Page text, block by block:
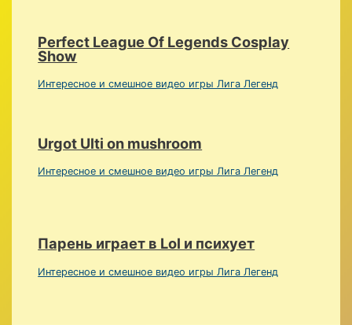
Perfect League Of Legends Cosplay
Show
Интересное и смешное видео игры Лига Легенд
Urgot Ulti on mushroom
Интересное и смешное видео игры Лига Легенд
Парень играет в Lol и психует
Интересное и смешное видео игры Лига Легенд